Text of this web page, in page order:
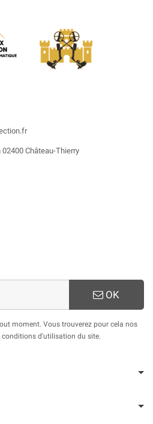
Château-Thierry
OK
moment. Vous trouverez pour cela nos
d'utilisation du site.